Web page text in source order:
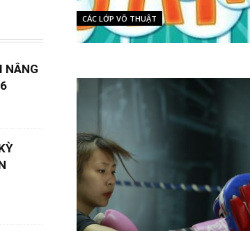
CÁC LỚP VÕ THUẬT
NÂNG